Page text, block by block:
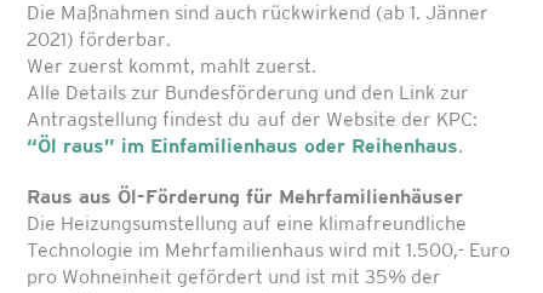
Die Maßnahmen sind auch rückwirkend (ab 1. Jänner
2021) förderbar.
Wer zuerst kommt, mahlt zuerst.
Alle Details zur Bundesförderung und den Link zur
Antragstellung findest du auf der Website der KPC:
“Öl raus” im Einfamilienhaus oder Reihenhaus.
Raus aus Öl-Förderung für Mehrfamilienhäuser
Die Heizungsumstellung auf eine klimafreundliche
Technologie im Mehrfamilienhaus wird mit 1.500,- Euro
pro Wohneinheit gefördert und ist mit 35% der